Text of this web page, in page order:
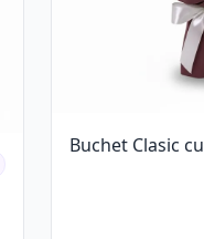
Buchet Clasic cu